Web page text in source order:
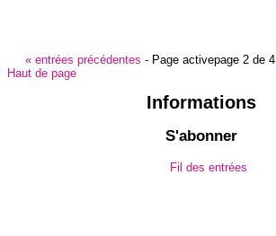
« entrées précédentes - Page activepage 2 de 4
Haut de page
Informations
S'abonner
Fil des entrées